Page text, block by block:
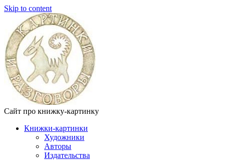
Skip to content
Сайт про книжку-картинку
Книжки-картинки
Художники
Авторы
Издательства